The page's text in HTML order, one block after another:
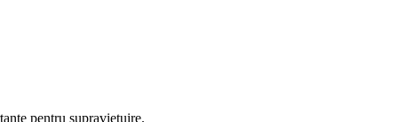
pentru supraviețuire.